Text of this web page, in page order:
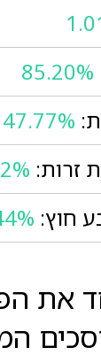
85.20%
47.77%
זרות:
חוץ:
את